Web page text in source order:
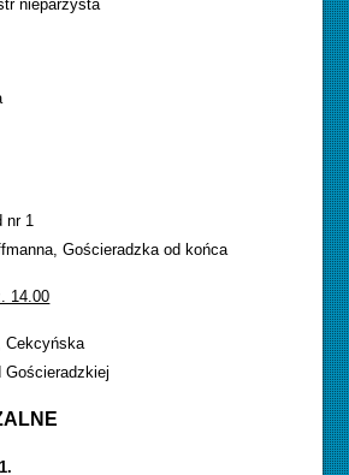
nieparzysta
nr 1
Gościeradzka od końca
14.00
Cekcyńska
Gościeradzkiej